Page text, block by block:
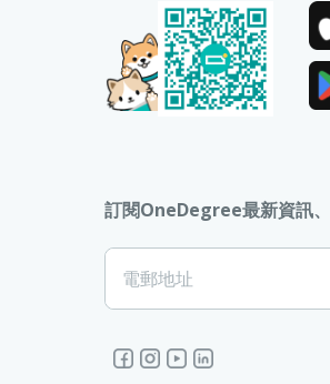
訂閱OneDegree最新資訊
電郵地址